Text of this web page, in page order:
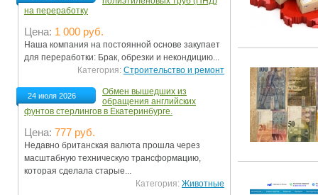
на переработку
Цена: 1 000 руб.
Наша компания на постоянной основе закупает
для переработки: Брак, обрезки и некондицию...
Категория: Строительство и ремонт
24 июля 2026
Обмен вышедших из
обращения английских
фунтов стерлингов в Екатеринбурге.
Цена: 777 руб.
Недавно британская валюта прошла через
масштабную техническую трансформацию,
которая сделала старые...
Категория: Животные